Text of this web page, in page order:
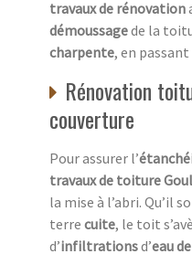
travaux de rénovation
démoussagede la
charpente, en
Rénovation
couverture
Pour assurer l’
travaux de toiture
la mise à l’abri. Qu’il
terre cuite, le toit
d’infiltrationsd’eau